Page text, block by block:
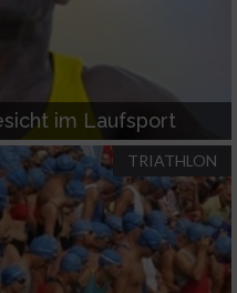
im Laufsport
TRIATHLON
Informationen
zur Auswahl